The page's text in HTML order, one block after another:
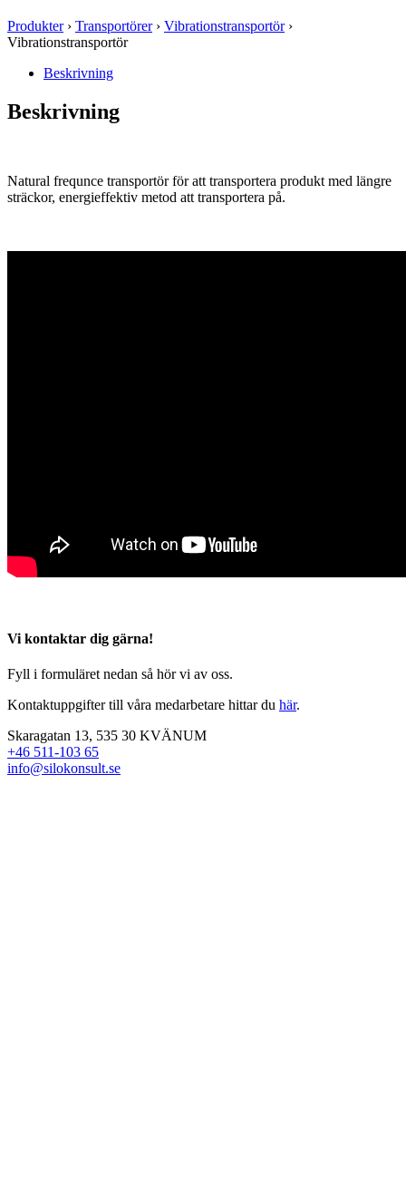
Produkter› Transportörer› Vibrationstransportör›
Vibrationstransportör
Beskrivning
Beskrivning
Natural frequnce transportör för att transportera produkt med längre
sträckor, energieffektiv metod att transportera på.
Vi kontaktar dig gärna!
Fyll i formuläret nedan så hör vi av oss.
Kontaktuppgifter till våra medarbetare hittar du här.
Skaragatan 13, 535 30 KVÄNUM
+46 511-103 65
info@silokonsult.se